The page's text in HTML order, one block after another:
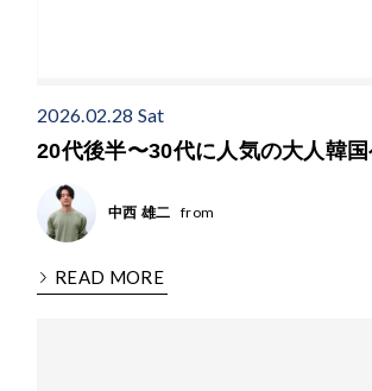
2026.02.28 Sat
20代後半〜30代に人気の大人韓
中西 雄二 from
READ MORE